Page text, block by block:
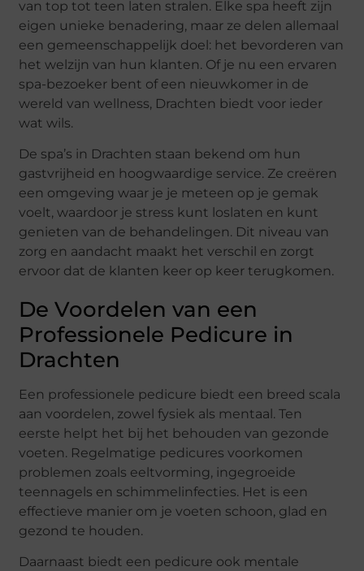
van top tot teen laten stralen. Elke spa heeft zijn
eigen unieke benadering, maar ze delen allemaal
een gemeenschappelijk doel: het bevorderen van
het welzijn van hun klanten. Of je nu een ervaren
spa-bezoeker bent of een nieuwkomer in de
wereld van wellness, Drachten biedt voor ieder
wat wils.
De spa’s in Drachten staan bekend om hun
gastvrijheid en hoogwaardige service. Ze creëren
een omgeving waar je je meteen op je gemak
voelt, waardoor je stress kunt loslaten en kunt
genieten van de behandelingen. Dit niveau van
zorg en aandacht maakt het verschil en zorgt
ervoor dat de klanten keer op keer terugkomen.
De Voordelen van een
Professionele Pedicure in
Drachten
Een professionele pedicure biedt een breed scala
aan voordelen, zowel fysiek als mentaal. Ten
eerste helpt het bij het behouden van gezonde
voeten. Regelmatige pedicures voorkomen
problemen zoals eeltvorming, ingegroeide
teennagels en schimmelinfecties. Het is een
effectieve manier om je voeten schoon, glad en
gezond te houden.
Daarnaast biedt een pedicure ook mentale